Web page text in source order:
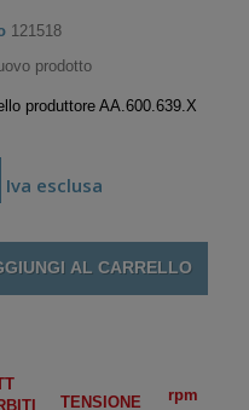
121518
prodotto
produttore AA.600.639.X
Iva esclusa
AL CARRELLO
TENSIONE rpm